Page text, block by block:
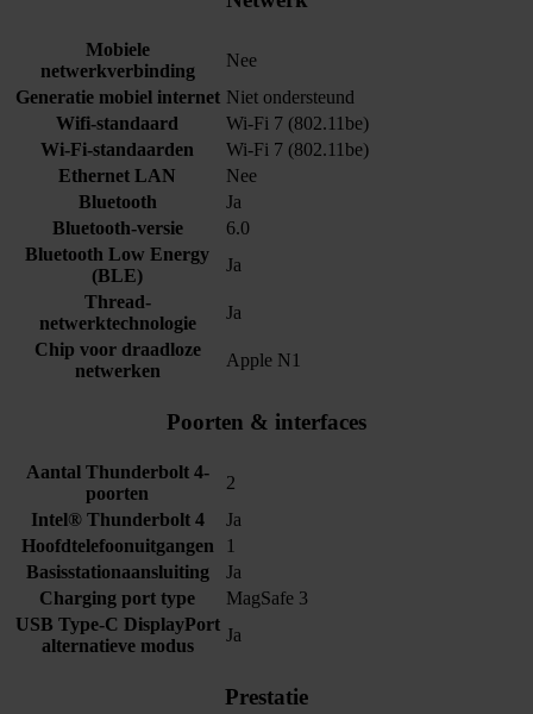
Mobiele
netwerkverbinding
Nee
Generatie mobiel internet Niet ondersteund
Wifi-standaard
Wi-Fi 7 (802.11be)
Wi-Fi-standaarden
Wi-Fi 7 (802.11be)
Ethernet LAN
Nee
Bluetooth
Ja
Bluetooth-versie
6.0
Bluetooth Low Energy
(BLE)
Ja
Thread-
netwerktechnologie
Ja
Chip voor draadloze
netwerken
Apple N1
Poorten & interfaces
Aantal Thunderbolt 4-
poorten
2
Intel® Thunderbolt 4
Ja
Hoofdtelefoonuitgangen
1
Basisstationaansluiting
Ja
Charging port type
MagSafe 3
USB Type-C DisplayPort
alternatieve modus
Ja
Prestatie